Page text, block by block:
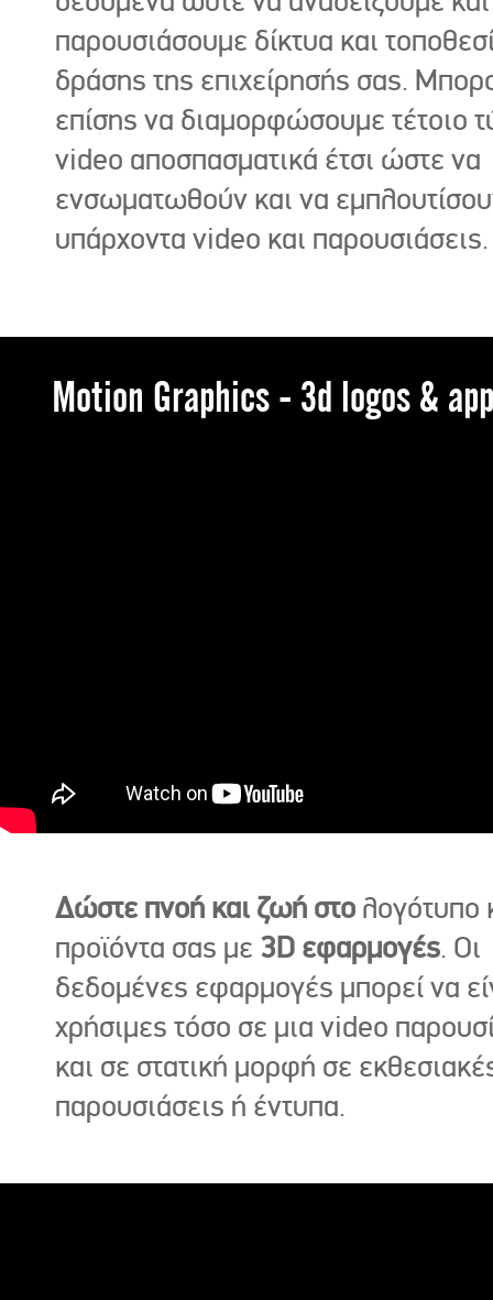
παρουσιάσουμε δίκτυα και
δράσης της επιχείρησής σας.
επίσης να διαμορφώσουμε τέτοιο
video αποσπασματικά έτσι ώστε να
ενσωματωθούν και να
υπάρχοντα video και παρουσιάσεις.
Motion Graphics - 3d logos &
Δώστε πνοή και ζωή στο λογότυπο
προϊόντα σας με 3D εφαρμογές. Οι
δεδομένες εφαρμογές μπορεί να
χρήσιμες τόσο σε μια video
και σε στατική μορφή σε
παρουσιάσεις ή έντυπα.